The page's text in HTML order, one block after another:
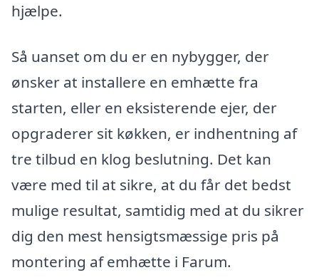
hjælpe.
Så uanset om du er en nybygger, der
ønsker at installere en emhætte fra
starten, eller en eksisterende ejer, der
opgraderer sit køkken, er indhentning af
tre tilbud en klog beslutning. Det kan
være med til at sikre, at du får det bedst
mulige resultat, samtidig med at du sikrer
dig den mest hensigtsmæssige pris på
montering af emhætte i Farum.